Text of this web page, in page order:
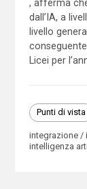
, afferma
dall’IA, a
livello
Licei per
Punti di vista
integrazione /
intelligenza